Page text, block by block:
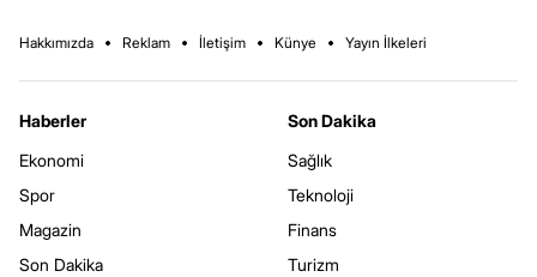
Hakkımızda Reklam İletişim Künye Yayın İlkeleri
Haberler
Ekonomi
Spor
Magazin
Son Dakika
Son Dakika
Sağlık
Teknoloji
Finans
Turizm